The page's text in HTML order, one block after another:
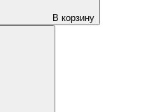
В корзину